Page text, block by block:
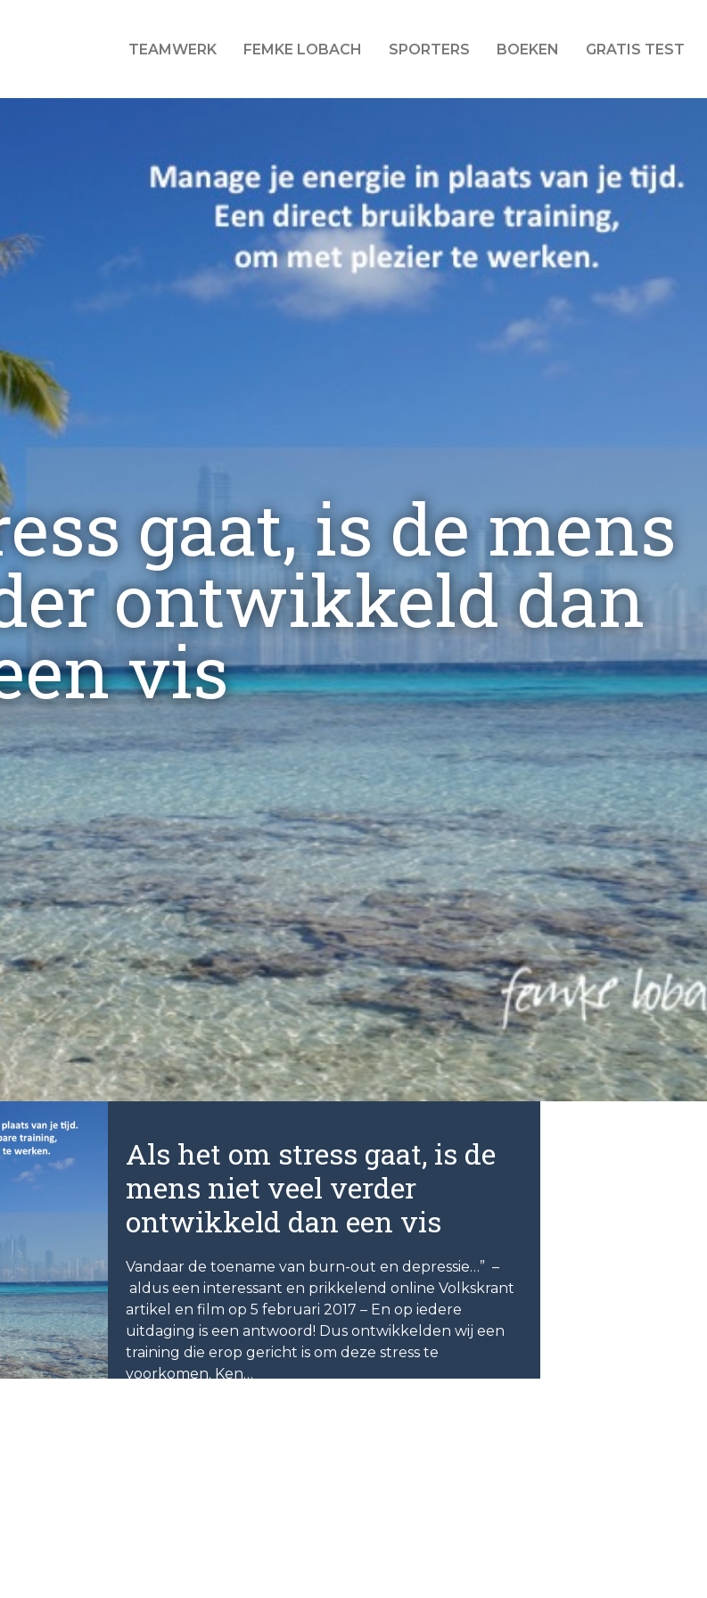
TEAMWERK FEMKE LOBACH SPORTERS BOEKEN GRATIS TEST
gaat, is de mens
ontwikkeld dan
vis
Als het om stress gaat, is de
mens niet veel verder
ontwikkeld dan een vis
Vandaar de toename van burn-out en depressie…” –
aldus een interessant en prikkelend online Volkskrant
artikel en film op 5 februari 2017 – En op iedere
uitdaging is een antwoord! Dus ontwikkelden wij een
training die erop gericht is om deze stress te
voorkomen. Ken…